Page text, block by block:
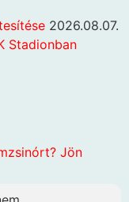
2026.08.07.
Stadionban
Jön